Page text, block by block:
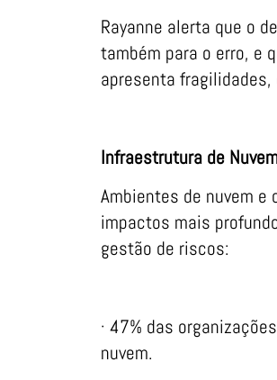
Rayanne alerta que o
também para o erro, e
apresenta
Infraestrutura de
Ambientes de nuvem
impactos mais
gestão de riscos:
· 47% das
nuvem.